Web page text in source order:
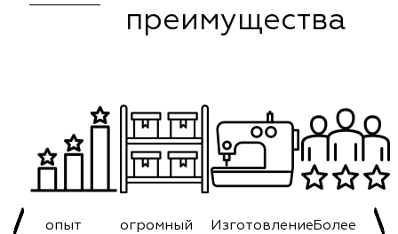
преимущества
опыт
огромный
ИзготовлениеБолее